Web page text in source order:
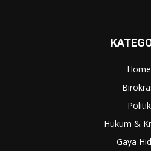
Home
Politik
Hukum &
Gaya